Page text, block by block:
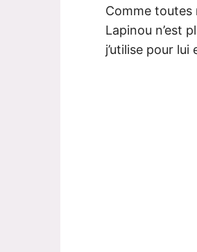
Comme toutes
Lapinou n’est
j’utilise pour